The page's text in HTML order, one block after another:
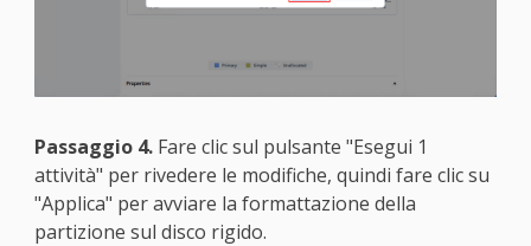
Passaggio 4.Fare clic sul pulsante "Esegui 1
attività" per rivedere le modifiche, quindi fare clic su
"Applica" per avviare la formattazione della
partizione sul disco rigido.